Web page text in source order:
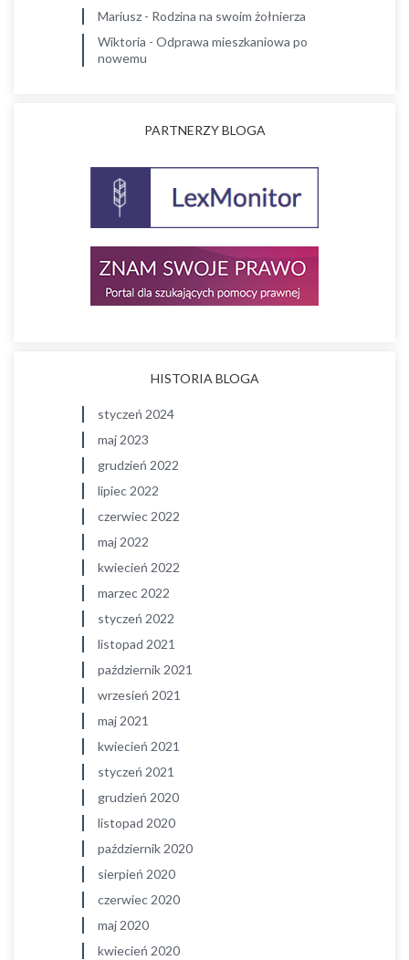
Mariusz - Rodzina na swoim żołnierza
Wiktoria - Odprawa mieszkaniowa po
nowemu
PARTNERZY BLOGA
HISTORIA BLOGA
styczeń 2024
maj 2023
grudzień 2022
lipiec 2022
czerwiec 2022
maj 2022
kwiecień 2022
marzec 2022
styczeń 2022
listopad 2021
październik 2021
wrzesień 2021
maj 2021
kwiecień 2021
styczeń 2021
grudzień 2020
listopad 2020
październik 2020
sierpień 2020
czerwiec 2020
maj 2020
kwiecień 2020